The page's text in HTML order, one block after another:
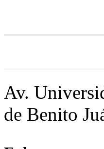
Av.
de Benito